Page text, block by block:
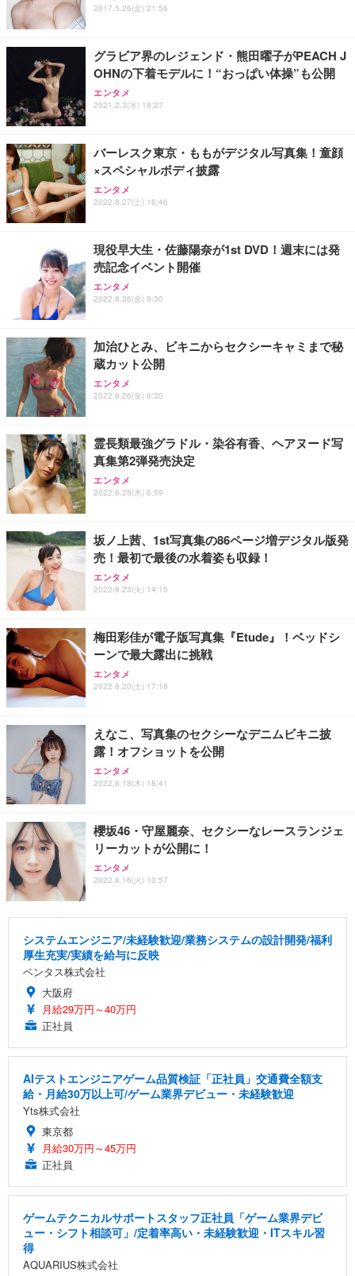
ス圧無段階昇降 360度回転 キャスター付き コンパク
グモニター QD 24.5インチ 1ms FHD 量子ドット 残
2017.5.26(金) 21:56
グラビア界のレジェンド・熊田曜子がPEACH J
OHNの下着モデルに！“おっぱい体操”も公開
エンタメ
2021.2.3(水) 18:27
バーレスク東京・ももがデジタル写真集！童顔
×スペシャルボディ披露
エンタメ
2022.8.27(土) 16:46
現役早大生・佐藤陽奈が1st DVD！週末には発
売記念イベント開催
エンタメ
2022.8.26(金) 9:30
加治ひとみ、ビキニからセクシーキャミまで秘
蔵カット公開
エンタメ
2022.8.26(金) 6:30
霊長類最強グラドル・染谷有香、ヘアヌード写
真集第2弾発売決定
エンタメ
2022.8.25(木) 6:59
坂ノ上茜、1st写真集の86ページ増デジタル版発
売！最初で最後の水着姿も収録！
エンタメ
2022.8.23(火) 14:15
梅田彩佳が電子版写真集『Etude』！ベッドシ
ーンで最大露出に挑戦
エンタメ
2022.8.20(土) 17:18
えなこ、写真集のセクシーなデニムビキニ披
露！オフショットを公開
エンタメ
2022.8.18(木) 18:41
櫻坂46・守屋麗奈、セクシーなレースランジェ
リーカットが公開に！
エンタメ
2022.8.16(火) 10:57
システムエンジニア/未経験歓迎/業務システムの設計開発/福利
厚生充実/実績を給与に反映
ベンタス株式会社
大阪府
月給29万円～40万円
正社員
AIテストエンジニアゲーム品質検証「正社員」交通費全額支
給・月給30万以上可/ゲーム業界デビュー・未経験歓迎
Yts株式会社
東京都
月給30万円～45万円
正社員
ゲームテクニカルサポートスタッフ正社員「ゲーム業界デビ
ュー・シフト相談可」/定着率高い・未経験歓迎・ITスキル習
得
AQUARIUS株式会社